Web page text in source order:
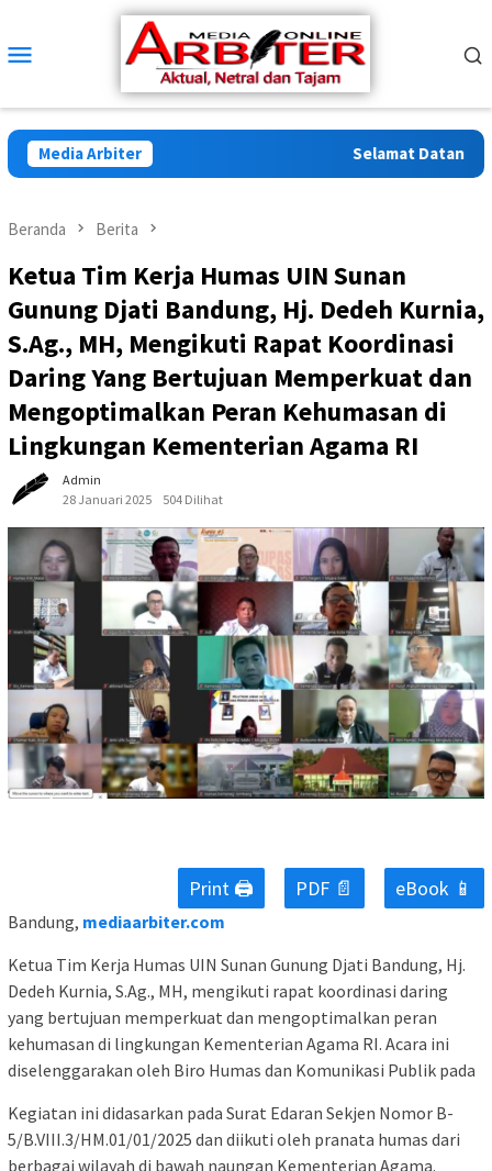
konten
Mobile
Media Arbiter Selamat Datang di
Beranda Berita
Ketua Tim Kerja Humas UIN Sunan
Gunung Djati Bandung, Hj. Dedeh Kurnia,
S.Ag., MH, Mengikuti Rapat Koordinasi
Daring Yang Bertujuan Memperkuat dan
Mengoptimalkan Peran Kehumasan di
Lingkungan Kementerian Agama RI
Admin
28 Januari 2025
504 Dilihat
Print 🖨 PDF 📄 eBook 📱
Bandung, mediaarbiter.com
Ketua Tim Kerja Humas UIN Sunan Gunung Djati Bandung, Hj.
Dedeh Kurnia, S.Ag., MH, mengikuti rapat koordinasi daring
yang bertujuan memperkuat dan mengoptimalkan peran
kehumasan di lingkungan Kementerian Agama RI. Acara ini
diselenggarakan oleh Biro Humas dan Komunikasi Publik pada
Kegiatan ini didasarkan pada Surat Edaran Sekjen Nomor B-
5/B.VIII.3/HM.01/01/2025 dan diikuti oleh pranata humas dari
berbagai wilayah di bawah naungan Kementerian Agama.